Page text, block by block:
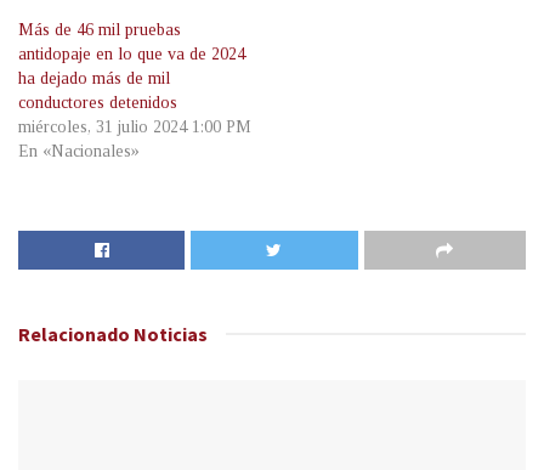
Más de 46 mil pruebas
antidopaje en lo que va de 2024
ha dejado más de mil
conductores detenidos
miércoles, 31 julio 2024 1:00 PM
En «Nacionales»
Relacionado Noticias